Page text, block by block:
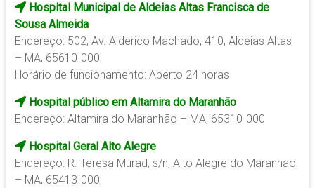
Hospital Municipal de Aldeias Altas Francisca de
Sousa Almeida
Endereço: 502, Av. Alderico Machado, 410, Aldeias Altas
– MA, 65610-000
Horário de funcionamento: Aberto 24 horas
Hospital público em Altamira do Maranhão
Endereço: Altamira do Maranhão – MA, 65310-000
Hospital Geral Alto Alegre
Endereço: R. Teresa Murad, s/n, Alto Alegre do Maranhão
– MA, 65413-000